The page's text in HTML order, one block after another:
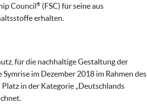
Council® (FSC) für seine aus
erhalten.
für die nachhaltige Gestaltung der
im Dezember 2018 im Rahmen des
in der Kategorie „Deutschlands